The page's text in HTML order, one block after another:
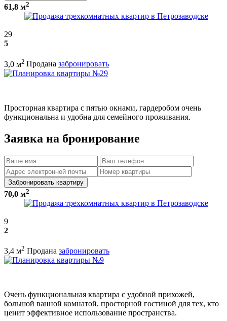
61,8 м2
29
5
3,0 м2 Продана забронировать
Просторная квартира с пятью окнами, гардеробом очень
функциональна и удобна для семейного проживания.
Заявка на бронирование
Забронировать квартиру
70,0 м2
9
2
3,4 м2 Продана забронировать
Очень функциональная квартира с удобной прихожей,
большой ванной комнатой, просторной гостиной для тех, кто
ценит эффективное использование пространства.